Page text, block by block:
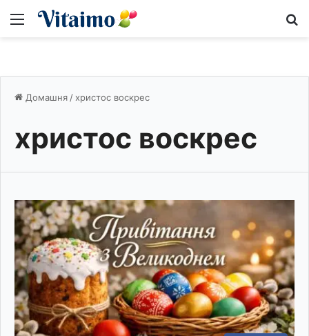
Меню
Домашня / христос воскрес
христос воскрес